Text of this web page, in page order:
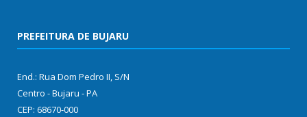
PREFEITURA DE BUJARU
End.: Rua Dom Pedro II, S/N
Centro - Bujaru - PA
CEP: 68670-000